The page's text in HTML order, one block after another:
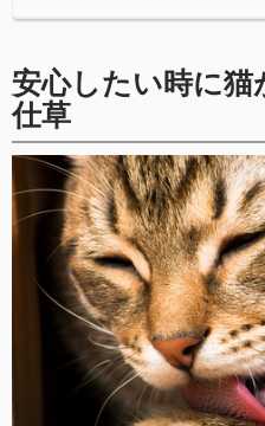
安心したい時に猫
仕草